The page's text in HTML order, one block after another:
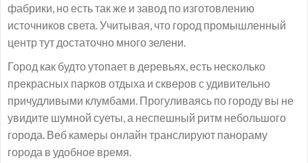
фабрики, но есть так же и завод по изготовлению
источников света. Учитывая, что город промышленный
центр тут достаточно много зелени.
Город как будто утопает в деревьях, есть несколько
прекрасных парков отдыха и скверов с удивительно
причудливыми клумбами. Прогуливаясь по городу вы не
увидите шумной суеты, а неспешный ритм небольшого
города. Веб камеры онлайн транслируют панораму
города в удобное время.